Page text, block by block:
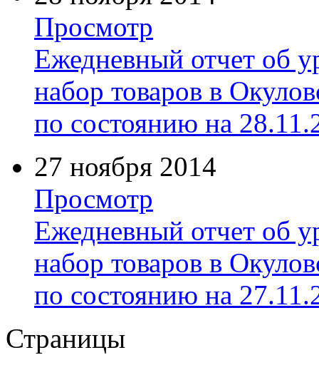
Просмотр
Ежедневный отчет об
набор товаров в
по состоянию на
27 ноября 2014
Просмотр
Ежедневный отчет об
набор товаров в
по состоянию на
Страницы